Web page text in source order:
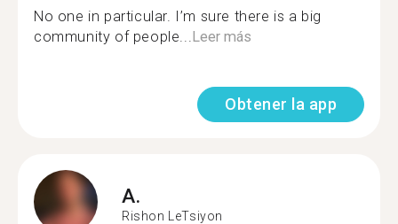
No one in particular. I’m sure there is a big
community of people...Leer más
Obtener la app
A.
Rishon LeTsiyon